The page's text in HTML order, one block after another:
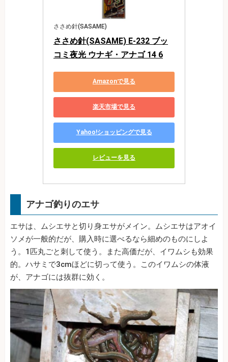
ささめ針(SASAME)
ささめ針(SASAME) E-232 ブッ
コミ夜光 ウナギ・アナゴ 14 6
Amazonで見る
楽天市場で見る
Yahoo!ショッピングで見る
レビューを見る
アナゴ釣りのエサ
エサは、ムシエサと切り身エサがメイン。ムシエサはアオイ
ソメが一般的だが、購入時に選べるなら細めのものにしよ
う。1匹丸ごと刺して使う。また高価だが、イワムシも効果
的。ハサミで3cmほどに切って使う。このイワムシの体液
が、アナゴには抜群に効く。